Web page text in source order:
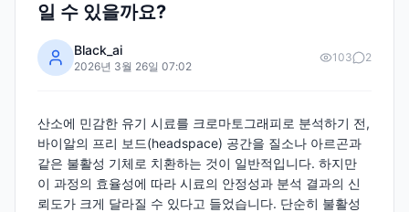
일 수 있을까요?
Black_ai
2026년 3월 26일 07:02
103 2
산소에 민감한 유기 시료를 크로마토그래피로 분석하기 전,
바이알의 프리 보드(headspace) 공간을 질소나 아르곤과
같은 불활성 기체로 치환하는 것이 일반적입니다. 하지만
이 과정의 효율성에 따라 시료의 안정성과 분석 결과의 신
뢰도가 크게 달라질 수 있다고 들었습니다. 단순히 불활성